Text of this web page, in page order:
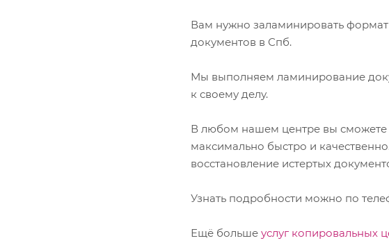
Вам нужно заламинировать
документов в Спб.
Мы выполняем ламинирование
к своему делу.
В любом нашем центре вы сможете
максимально быстро и
восстановление истертых
Узнать подробности можно по
Ещё больше услуг копировальных